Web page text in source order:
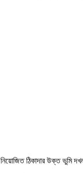
ঠিকাদার উক্ত ভুমি